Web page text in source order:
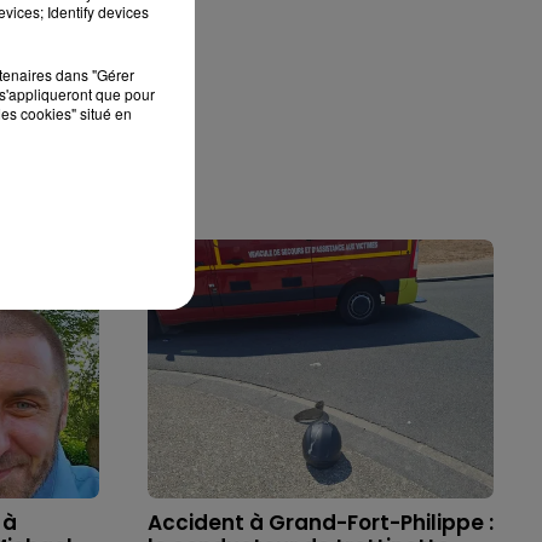
Accident à Grand-Fort-Philippe :
Identify devices
dans "Gérer
que pour
cookies" situé en